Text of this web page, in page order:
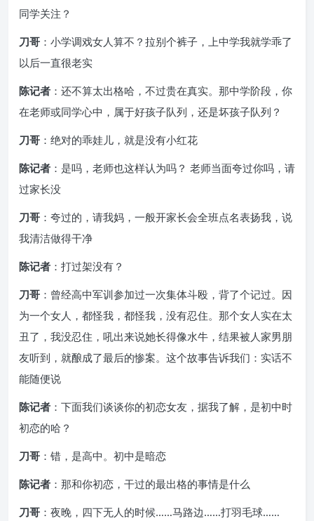
同学关注？
刀哥 ：小学调戏女人算不？拉别个裤子，上中学我就学乖了
以后一直很老实
陈记者 ：还不算太出格哈，不过贵在真实。那中学阶段，你
在老师或同学心中，属于好孩子队列，还是坏孩子队列？
刀哥 ：绝对的乖娃儿，就是没有小红花
陈记者 ：是吗，老师也这样认为吗？ 老师当面夸过你吗，请
过家长没
刀哥 ：夸过的，请我妈，一般开家长会全班点名表扬我，说
我清洁做得干净
陈记者 ：打过架没有？
刀哥 ：曾经高中军训参加过一次集体斗殴，背了个记过。因
为一个女人，都怪我，都怪我，没有忍住。那个女人实在太
丑了，我没忍住，吼出来说她长得像水牛，结果被人家男朋
友听到，就酿成了最后的惨案。这个故事告诉我们：实话不
能随便说
陈记者 ：下面我们谈谈你的初恋女友，据我了解，是初中时
初恋的哈？
刀哥 ：错，是高中。初中是暗恋
陈记者 ：那和你初恋，干过的最出格的事情是什么
刀哥 ：夜晚，四下无人的时候……马路边……打羽毛球……